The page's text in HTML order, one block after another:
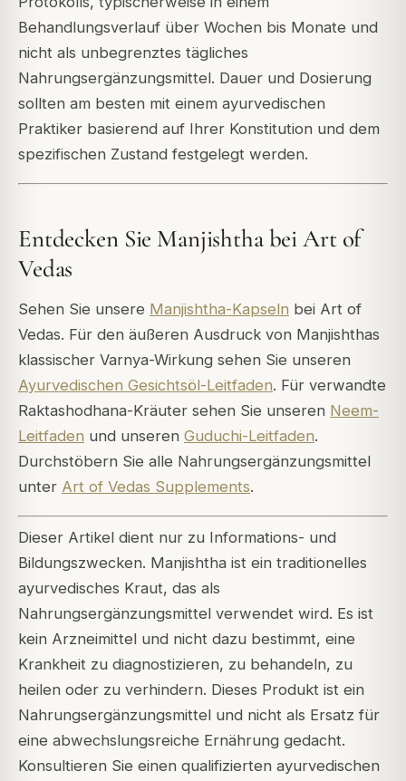
Behandlungsverlauf über Wochen bis Monate und
nicht als unbegrenztes tägliches
Nahrungsergänzungsmittel. Dauer und Dosierung
sollten am besten mit einem ayurvedischen
Praktiker basierend auf Ihrer Konstitution und dem
spezifischen Zustand festgelegt werden.
Entdecken Sie Manjishtha bei Art of
Vedas
Sehen Sie unsere Manjishtha-Kapseln bei Art of
Vedas. Für den äußeren Ausdruck von Manjishthas
klassischer Varnya-Wirkung sehen Sie unseren
Ayurvedischen Gesichtsöl-Leitfaden. Für verwandte
Raktashodhana-Kräuter sehen Sie unseren Neem-
Leitfaden und unseren Guduchi-Leitfaden.
Durchstöbern Sie alle Nahrungsergänzungsmittel
unter Art of Vedas Supplements.
Dieser Artikel dient nur zu Informations- und
Bildungszwecken. Manjishtha ist ein traditionelles
ayurvedisches Kraut, das als
Nahrungsergänzungsmittel verwendet wird. Es ist
kein Arzneimittel und nicht dazu bestimmt, eine
Krankheit zu diagnostizieren, zu behandeln, zu
heilen oder zu verhindern. Dieses Produkt ist ein
Nahrungsergänzungsmittel und nicht als Ersatz für
eine abwechslungsreiche Ernährung gedacht.
Konsultieren Sie einen qualifizierten ayurvedischen